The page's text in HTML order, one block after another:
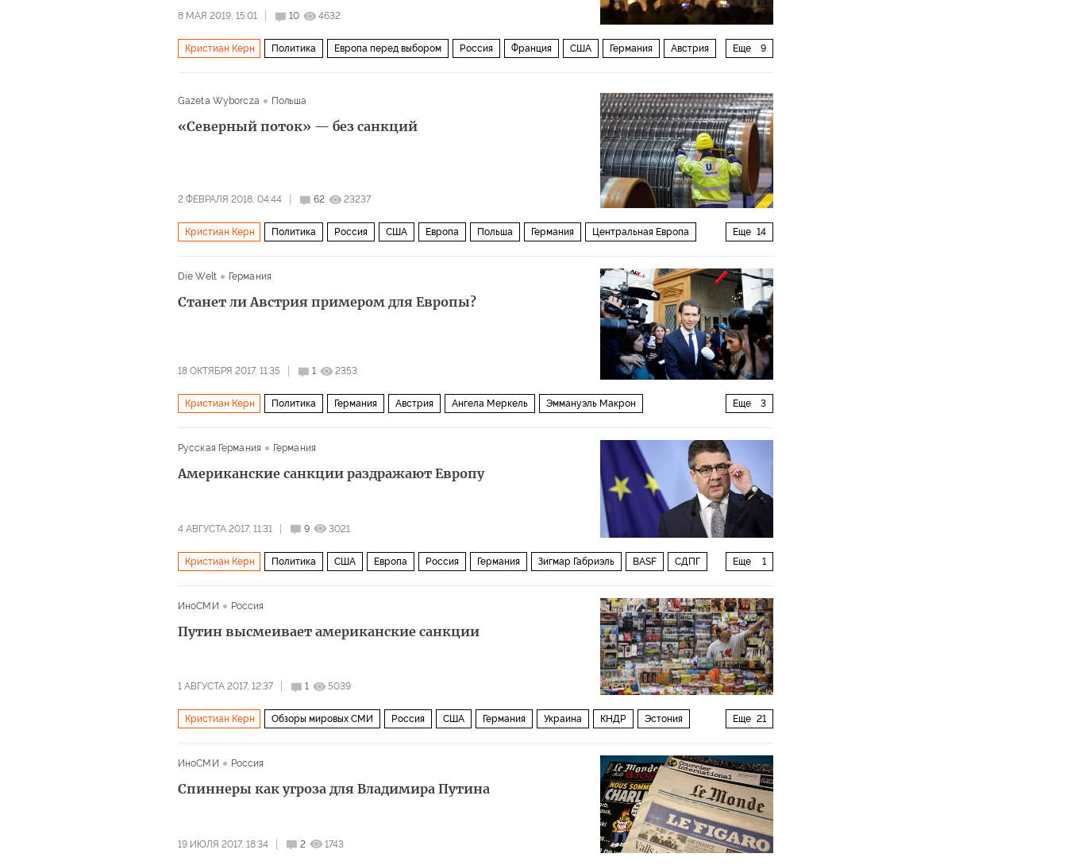
8 МАЯ 2019, 15:01 10 4632
Еще 9
Кристиан Керн Политика Европа перед выбором Россия Франция США Германия Австрия
Альтернатива для Германии» (АДГ) Партия свободы (Австрия) выборы
Gazeta Wyborcza Польша
«Северный поток» — без санкций
2 ФЕВРАЛЯ 2018, 04:44 62 23237
Еще 14
Кристиан Керн Политика Россия США Европа Польша Германия Центральная Европа
энергоносители
Die Welt Германия
Станет ли Австрия примером для Европы?
18 ОКТЯБРЯ 2017, 11:35 1 2353
Еще 3
Кристиан Керн Политика Германия Австрия Ангела Меркель Эммануэль Макрон
Русская Германия
Германия
Американские санкции раздражают Европу
4 АВГУСТА 2017, 11:31 9 3021
Еще 1
Кристиан Керн Политика США Европа Россия Германия Зигмар Габриэль BASF СДПГ
ИноСМИ
Россия
Путин высмеивает американские санкции
1 АВГУСТА 2017, 12:37 1 5039
Еще 21
Кристиан Керн Обзоры мировых СМИ Россия США Германия Украина КНДР Эстония
Сенат США
Палата представителей США Европейская комиссия санкции СМИ США
ИноСМИ Россия
Спиннеры как угроза для Владимира Путина
19 ИЮЛЯ 2017, 18:34 2 1743